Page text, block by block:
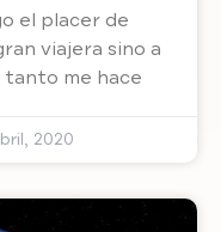
el placer de
viajera sino a
tanto me hace
2020